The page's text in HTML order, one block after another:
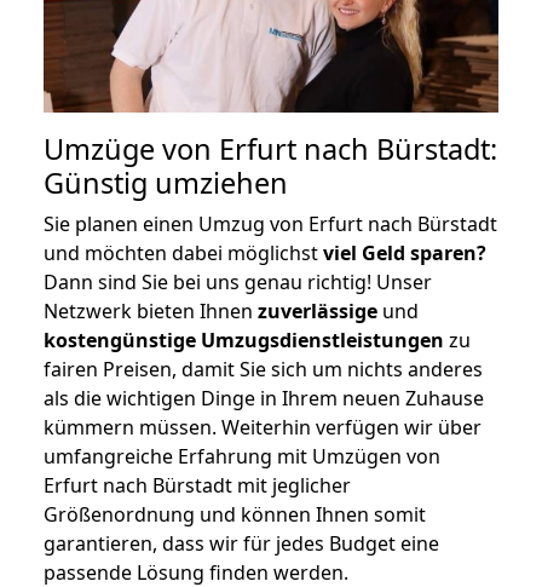
Umzüge von Erfurt nach Bürstadt:
Günstig umziehen
Sie planen einen Umzug von Erfurt nach Bürstadt
und möchten dabei möglichstviel Geld sparen?
Dann sind Sie bei uns genau richtig! Unser
Netzwerk bieten Ihnen zuverlässige und
kostengünstige Umzugsdienstleistungen zu
fairen Preisen, damit Sie sich um nichts anderes
als die wichtigen Dinge in Ihrem neuen Zuhause
kümmern müssen. Weiterhin verfügen wir über
umfangreiche Erfahrung mit Umzügen von
Erfurt nach Bürstadt mit jeglicher
Größenordnung und können Ihnen somit
garantieren, dass wir für jedes Budget eine
passende Lösung finden werden.